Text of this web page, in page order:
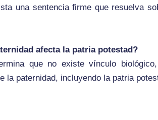
una sentencia firme que resuelva
afecta la patria potestad?
que no existe vínculo
la paternidad, incluyendo la patria